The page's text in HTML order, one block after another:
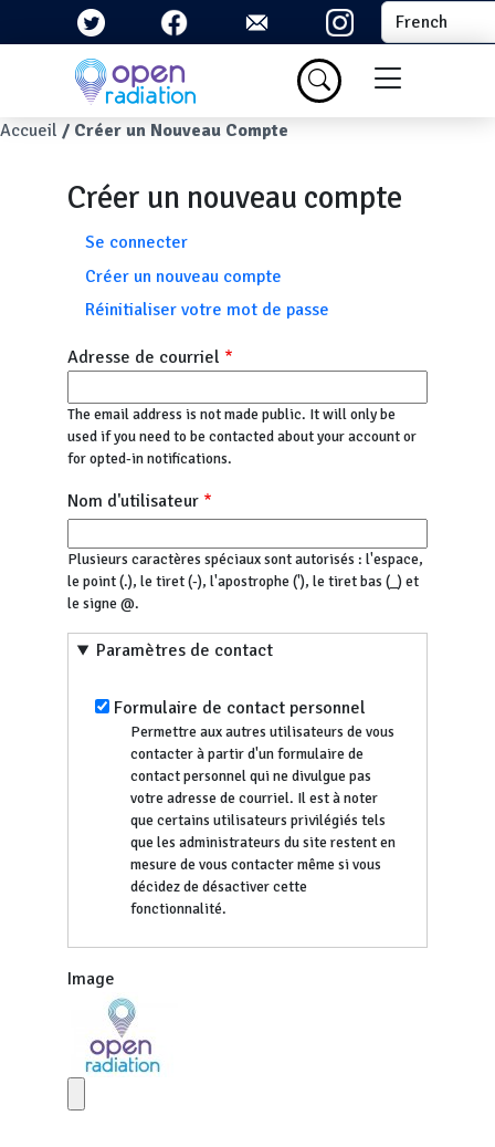
Aller au contenu principal Select your
Menu du
Fil d'Ariane
Accueil Créer un Nouveau Compte
Créer un nouveau compte
Onglets principaux
Se connecter
Créer un nouveau compte
Réinitialiser votre mot de passe
Adresse de courriel
The email address is not made public. It will only be
used if you need to be contacted about your account or
for opted-in notifications.
Nom d'utilisateur
Plusieurs caractères spéciaux sont autorisés : l'espace,
le point (.), le tiret (-), l'apostrophe ('), le tiret bas (_) et
le signe @.
Paramètres de contact
Formulaire de contact personnel
Permettre aux autres utilisateurs de vous
contacter à partir d'un formulaire de
contact personnel qui ne divulgue pas
votre adresse de courriel. Il est à noter
que certains utilisateurs privilégiés tels
que les administrateurs du site restent en
mesure de vous contacter même si vous
décidez de désactiver cette
fonctionnalité.
Image